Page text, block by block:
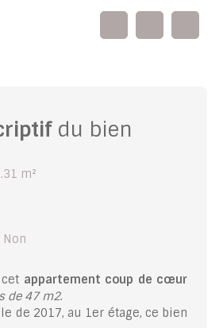
du bien
m²
Non
appartement coup de cœur
de 47 m2.
de 2017, au 1er étage, ce bien